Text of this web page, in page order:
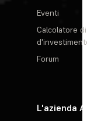
Eventi
Calcolatore
Forum
L'azienda